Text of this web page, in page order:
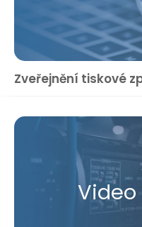
Zveřejnění tiskové
Video